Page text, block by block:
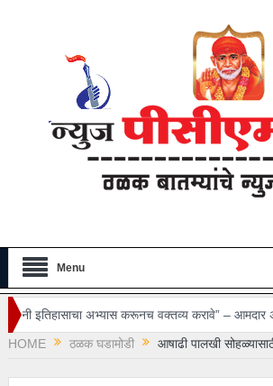
Menu
करूनच वक्तव्य करावे” – आमदार अमित गोरखे…
HOME
ठळक घडामोडी आषाढी पालखी